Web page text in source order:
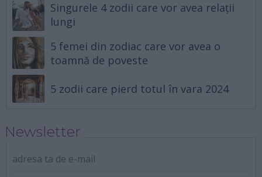
Singurele 4 zodii care vor avea relații
lungi
5 femei din zodiac care vor avea o
toamnă de poveste
5 zodii care pierd totul în vara 2024
Newsletter
adresa ta de e-mail